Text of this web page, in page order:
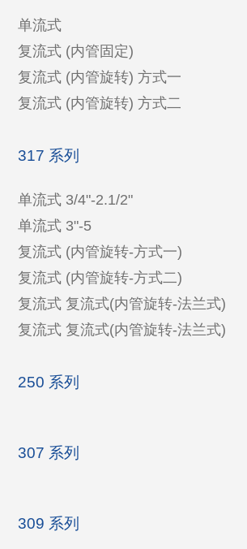
单流式
复流式 (内管固定)
复流式 (内管旋转) 方式一
复流式 (内管旋转) 方式二
317 系列
单流式 3/4"-2.1/2"
单流式 3"-5
复流式 (内管旋转-方式一)
复流式 (内管旋转-方式二)
复流式 复流式(内管旋转-法兰式)
复流式 复流式(内管旋转-法兰式)
250 系列
307 系列
309 系列